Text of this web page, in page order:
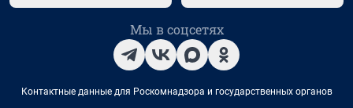
Мы в соцсетях
Контактные данные для Роскомнадзора и государственных органов